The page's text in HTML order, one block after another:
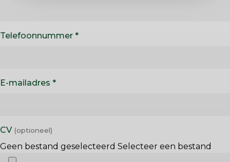
Telefoonnummer
E-mailadres
CV
Geen bestand geselecteerd Selecteer een bestand